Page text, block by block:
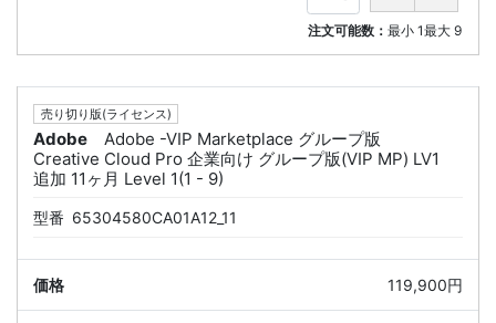
注文可能数：最小 1最大 9
売り切り版(ライセンス)
Adobe
Adobe -VIP Marketplace グループ版
Creative Cloud Pro 企業向け グループ版(VIP MP) LV1
追加 11ヶ月 Level 1(1 - 9)
型番 65304580CA01A12_11
119,900円